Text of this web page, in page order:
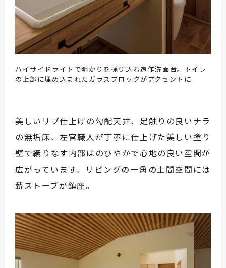
ハイサイドライトで明かりを採り込む造作洗面台。トイレ
の上部に埋め込まれたガラスブロックがアクセントに
美しいリブ仕上げの勾配天井、足触りの良いナラ
の無垢床、左官職人が丁寧に仕上げた美しい塗り
壁で織りなす内部はのびやかで心地の良い空間が
広がっています。リビングの一角の土間空間には
薪ストーブが鎮座。